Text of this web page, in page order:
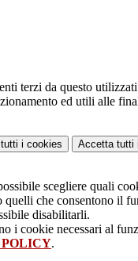
terzi da questo
ed utili alle
i cookies Accetta tutti
scegliere quali
quelli che consentono il
disabilitarli.
i cookie necessari al
.